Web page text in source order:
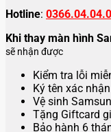
Hotline:
Khi thay màn hình
sẽ nhận được
Kiểm tra lỗi
Ký tên xác
Vệ sinh
Tặng Giftcard
Bảo hành 6